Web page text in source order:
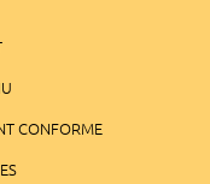
CONFORME